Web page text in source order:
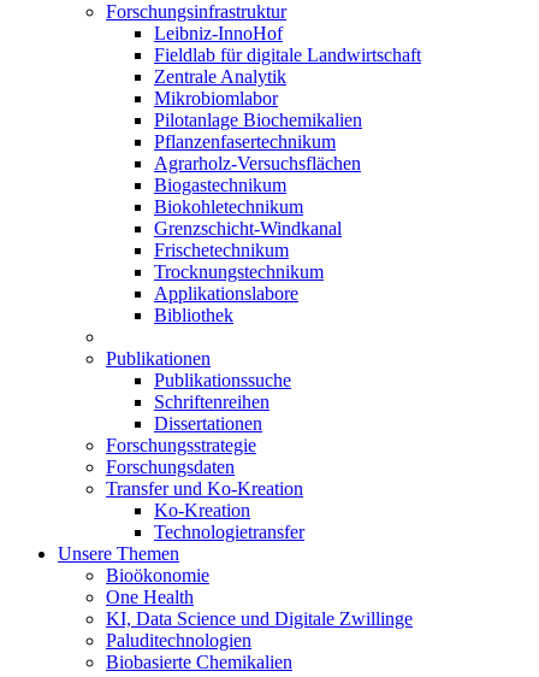
Forschungsinfrastruktur
Leibniz-InnoHof
Fieldlab für digitale Landwirtschaft
Zentrale Analytik
Mikrobiomlabor
Pilotanlage Biochemikalien
Pflanzenfasertechnikum
Agrarholz-Versuchsflächen
Biogastechnikum
Biokohletechnikum
Grenzschicht-Windkanal
Frischetechnikum
Trocknungstechnikum
Applikationslabore
Bibliothek
Publikationen
Publikationssuche
Schriftenreihen
Dissertationen
Forschungsstrategie
Forschungsdaten
Transfer und Ko-Kreation
Ko-Kreation
Technologietransfer
Unsere Themen
Bioökonomie
One Health
KI, Data Science und Digitale Zwillinge
Paluditechnologien
Biobasierte Chemikalien